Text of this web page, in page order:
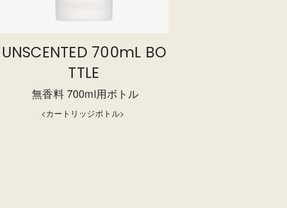
UNSCENTED 700mL BO
TTLE
無香料 700ml用ボトル
<カートリッジボトル>